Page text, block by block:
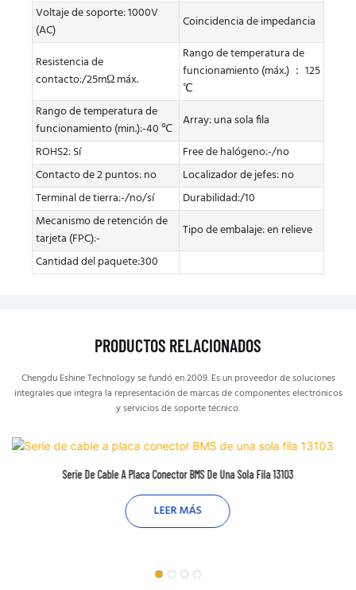
Voltaje de soporte: 1000V
(AC)
Coincidencia de impedancia
Resistencia de
contacto:/25mΩ máx.
Rango de temperatura de
funcionamiento (máx.) ： 125
℃
Rango de temperatura de
funcionamiento (min.):-40 ℃ Array: una sola fila
ROHS2: Sí
Free de halógeno:-/no
Contacto de 2 puntos: no
Localizador de jefes: no
Terminal de tierra:-/no/sí
Durabilidad:/10
Mecanismo de retención de
tarjeta (FPC):-
Tipo de embalaje: en relieve
Cantidad del paquete:300
PRODUCTOS RELACIONADOS
Chengdu Eshine Technology se fundó en 2009. Es un proveedor de soluciones
integrales que integra la representación de marcas de componentes electrónicos
y servicios de soporte técnico.
Serie De Cable A Placa Conector BMS De Una Sola Fila 13103
LEER MÁS